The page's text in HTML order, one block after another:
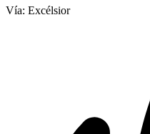
Vía: Excélsior